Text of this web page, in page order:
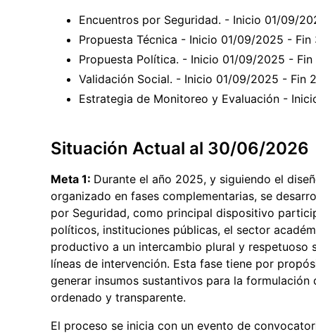
Encuentros por Seguridad. - Inicio 01/09/
Propuesta Técnica - Inicio 01/09/2025 - Fin
Propuesta Política. - Inicio 01/09/2025 -
Validación Social. - Inicio 01/09/2025 - Fin
Estrategia de Monitoreo y Evaluación -
Situación Actual al 30/06/2026
Meta 1: Durante el año 2025, y siguiendo el
organizado en fases complementarias, se
por Seguridad, como principal dispositivo
políticos, instituciones públicas, el sector
productivo a un intercambio plural y respetuoso
líneas de intervención. Esta fase tiene por
generar insumos sustantivos para la
ordenado y transparente.
El proceso se inicia con un evento de